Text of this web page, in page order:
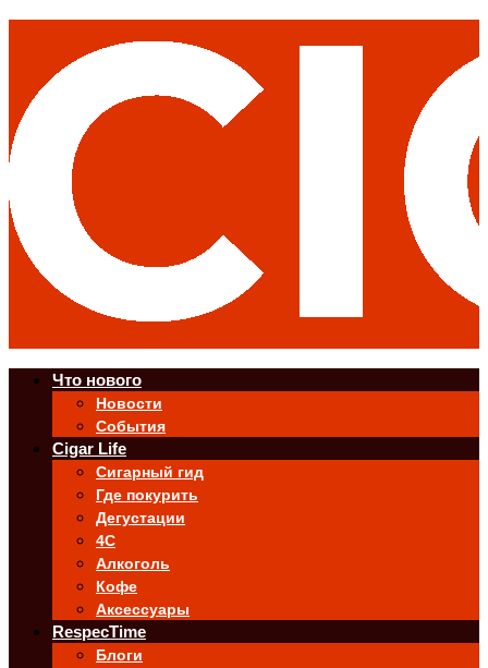
Что нового
Новости
События
Cigar Life
Сигарный гид
Где покурить
Дегустации
4C
Алкоголь
Кофе
Аксессуары
RespecTime
Блоги